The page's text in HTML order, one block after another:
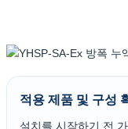
적용 제품 및 구성
설치를 시작하기 전